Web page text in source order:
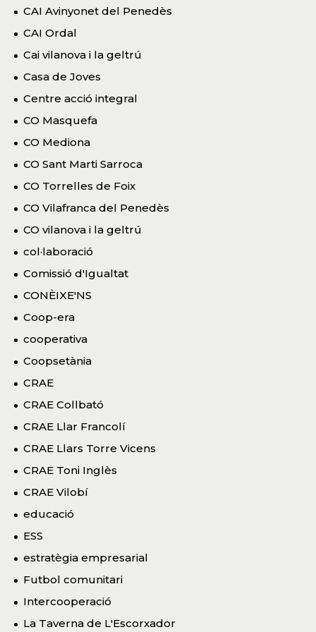
CAI Avinyonet del Penedès
CAI Ordal
Cai vilanova i la geltrú
Casa de Joves
Centre acció integral
CO Masquefa
CO Mediona
CO Sant Marti Sarroca
CO Torrelles de Foix
CO Vilafranca del Penedès
CO vilanova i la geltrú
col·laboració
Comissió d'Igualtat
CONÈIXE'NS
Coop-era
cooperativa
Coopsetània
CRAE
CRAE Collbató
CRAE Llar Francolí
CRAE Llars Torre Vicens
CRAE Toni Inglès
CRAE Vilobí
educació
ESS
estratègia empresarial
Futbol comunitari
Intercooperació
La Taverna de L'Escorxador